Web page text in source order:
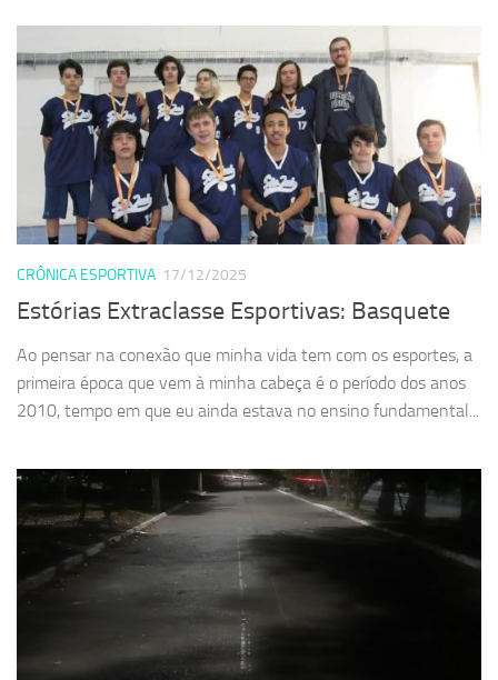
CRÔNICA ESPORTIVA 17/12/2025
Estórias Extraclasse Esportivas: Basquete
Ao pensar na conexão que minha vida tem com os esportes, a
primeira época que vem à minha cabeça é o período dos anos
2010, tempo em que eu ainda estava no ensino fundamental...